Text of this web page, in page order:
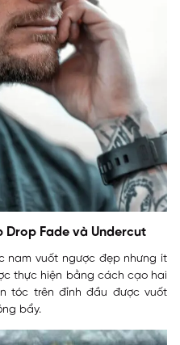
Drop Fade và Undercut
nam vuốt ngược đẹp nhưng ít
thực hiện bằng cách cạo hai
tóc trên đỉnh đầu được vuốt
bẩy.